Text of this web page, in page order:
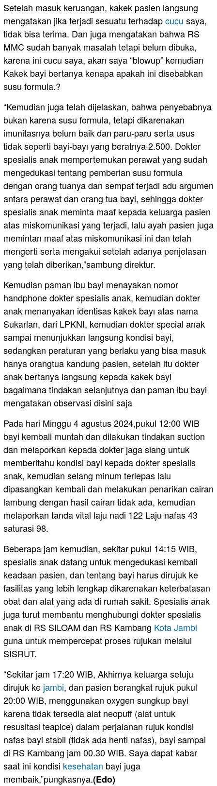
Setelah masuk keruangan, kakek pasien langsung
mengatakan jika terjadi sesuatu terhadapcucu saya,
tidak bisa terima. Dan juga mengatakan bahwa RS
MMC sudah banyak masalah tetapi belum dibuka,
karena ini cucu saya, akan saya “blowup” kemudian
Kakek bayi bertanya kenapa apakah ini disebabkan
susu formula.?
“Kemudian juga telah dijelaskan, bahwa penyebabnya
bukan karena susu formula, tetapi dikarenakan
imunitasnya belum baik dan paru-paru serta usus
tidak seperti bayi-bayı yang beratnya 2.500. Dokter
spesialis anak mempertemukan perawat yang sudah
mengedukasi tentang pemberian susu formula
dengan orang tuanya dan sempat terjadi adu argumen
antara perawat dan orang tua bayi, sehingga dokter
spesialis anak meminta maaf kepada keluarga pasien
atas miskomunikasi yang terjadi, lalu ayah pasien juga
memintan maaf atas miskomunikasi ini dan telah
mengerti serta mengakui setelah adanya penjelasan
yang telah diberikan,”sambung direktur.
Kemudian paman ibu bayi menayakan nomor
handphone dokter spesialis anak, kemudian dokter
anak menanyakan identisas kakek bayı atas nama
Sukarlan, dari LPKNI, kemudian dokter special anak
sampai menunjukkan langsung kondisi bayi,
sedangkan peraturan yang berlaku yang bisa masuk
hanya orangtua kandung pasien, setelah itu dokter
anak bertanya langsung kepada kakek bayi
bagaimana tindakan selanjutnya dan paman ibu bayi
mengatakan observasi disini saja
Pada hari Minggu 4 agustus 2024,pukul 12:00 WIB
bayi kembali muntah dan dilakukan tindakan suction
dan melaporkan kepada dokter jaga siang untuk
memberitahu kondisi bayi kepada dokter spesialis
anak, kemudian selang minum terlepas lalu
dipasangkan kembali dan melakukan penarikan cairan
lambung dengan hasil cairan tidak ada, kemudian
melaporkan tanda vital laju nadi 122 Laju nafas 43
saturasi 98.
Beberapa jam kemudian, sekitar pukul 14:15 WIB,
spesialis anak datang untuk mengedukasi kembali
keadaan pasien, dan tentang bayi harus dirujuk ke
fasilitas yang lebih lengkap dikarenakan keterbatasan
obat dan alat yang ada di rumah sakit. Spesialis anak
juga turut membantu menghubungi dokter spesialis
anak di RS SILOAM dan RS Kambang Kota Jambi
guna untuk mempercepat proses rujukan melalui
SISRUT.
“Sekitar jam 17:20 WIB, Akhirnya keluarga setuju
dirujuk ke jambi, dan pasien berangkat rujuk pukul
20:00 WIB, menggunakan oxygen sungkup bayi
karena tidak tersedia alat neopuff (alat untuk
resusitasi teapice) dalam perjalanan rujuk kondisi
nafas bayi stabil (tidak ada henti nafas), bayi sampai
di RS Kambang jam 00.30 WIB. Saya dapat kabar
saat ini kondisi kesehatan bayi juga
membaik,”pungkasnya.(Edo)